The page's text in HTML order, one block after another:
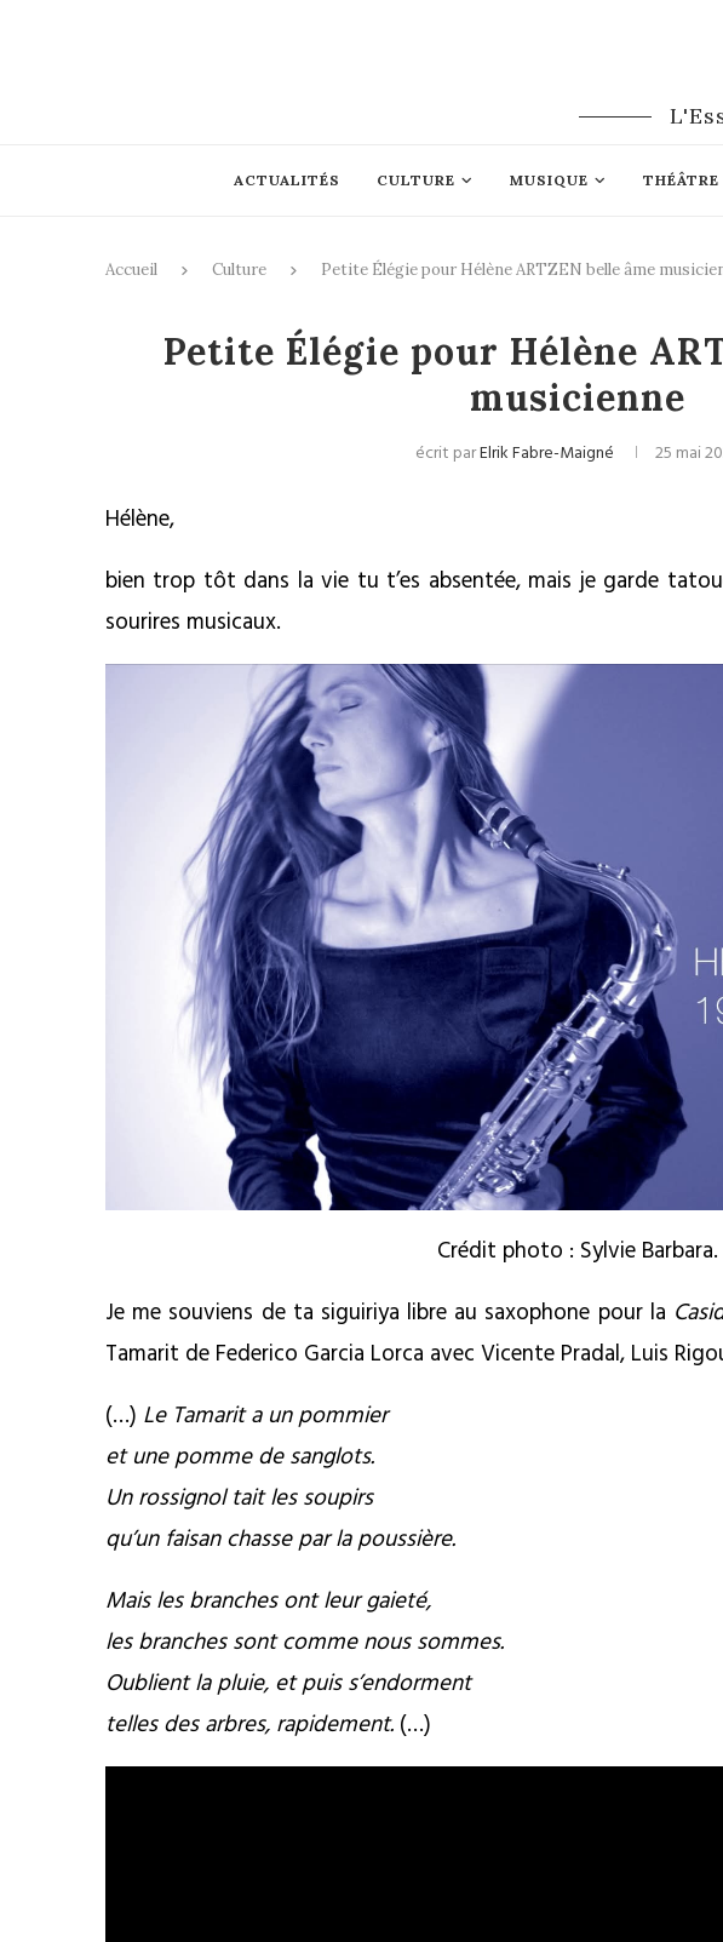
ACTUALITÉS CULTURE MUSIQUE THÉÂTRE
Accueil Culture Petite Élégie pour Hélène ARTZEN belle âme
Culture
Petite Élégie pour Hélène
musicienne
écrit parElrik Fabre-Maigné 25 mai
Hélène,
bien trop tôt dans la vie tu t’es absentée, mais je garde
sourires musicaux.
Crédit photo : Sylvie Barbara.
Je me souviens de ta siguiriya libre au saxophone pour la
Tamarit de Federico Garcia Lorca avec Vicente Pradal, Luis
(…) Le Tamarit a un pommier
et une pomme de sanglots.
Un rossignol tait les soupirs
qu’un faisan chasse par la poussière.
Mais les branches ont leur gaieté,
les branches sont comme nous sommes.
Oublient la pluie, et puis s’endorment
telles des arbres, rapidement. (…)